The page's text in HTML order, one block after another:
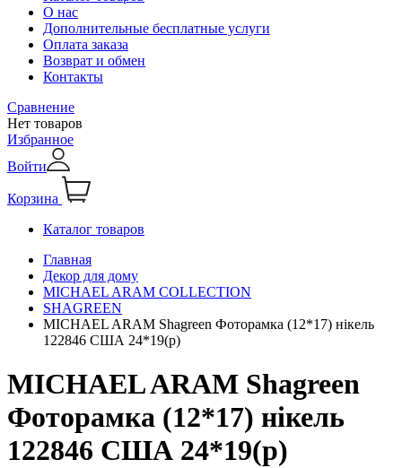
О нас
Дополнительные бесплатные услуги
Оплата заказа
Возврат и обмен
Контакты
Сравнение
Нет товаров
Избранное
Войти
Корзина
Каталог товаров
Главная
Декор для дому
MICHAEL ARAM COLLECTION
SHAGREEN
MICHAEL ARAM Shagreen Фоторамка (12*17) нікель
122846 США 24*19(р)
MICHAEL ARAM Shagreen
Фоторамка (12*17) нікель
122846 США 24*19(р)